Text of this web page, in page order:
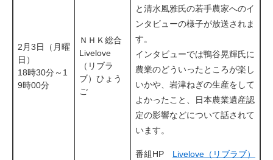
2月3日（月曜
日）
18時30分～1
9時00分
ＮＨＫ総合
Livelove
（リブラ
ブ）ひょう
ご
と清水風雅氏の若手農家へのイ
ンタビューの様子が放送されま
す。
インタビューでは鴨谷晃輝氏に
農業のどういったところが楽し
いかや、岩津ねぎの生産をして
よかったこと、日本農業遺産認
定の影響などについて話されて
います。
番組HP Livelove（リブラブ）